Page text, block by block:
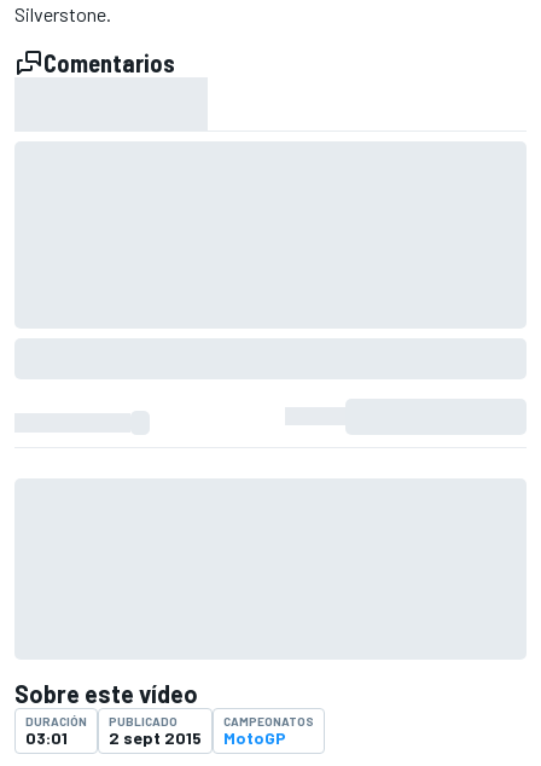
Silverstone.
Comentarios
Sobre este vídeo
DURACIÓN
03:01
PUBLICADO
2 sept 2015
CAMPEONATOS
MotoGP